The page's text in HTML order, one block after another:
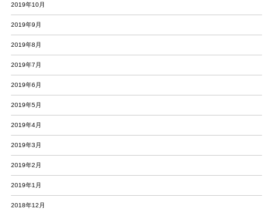
2019年10月
2019年9月
2019年8月
2019年7月
2019年6月
2019年5月
2019年4月
2019年3月
2019年2月
2019年1月
2018年12月